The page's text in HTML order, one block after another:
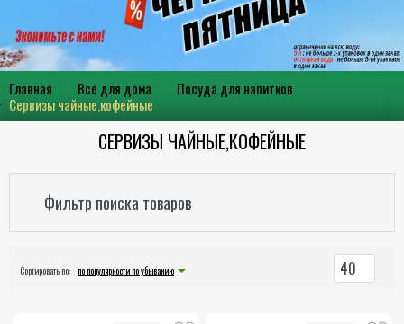
Главная Все для дома
Посуда для напитков
Сервизы чайные,кофейные
СЕРВИЗЫ ЧАЙНЫЕ,КОФЕЙНЫЕ
Фильтр поиска товаров
Сортировать по: по популярности по убыванию 40